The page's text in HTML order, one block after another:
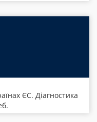
ЄС. Діагностика